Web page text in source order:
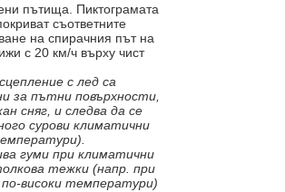
пътища. Пиктограмата
съответните
на спирачния път на
с 20 км/ч върху чист
с лед са
за пътни повърхности,
сняг, и следва да се
сурови климатични
гуми при климатични
тежки (напр. при
високи температури)